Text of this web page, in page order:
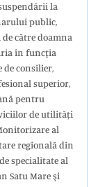
la
public,
către doamna
în funcţia
de consilier,
superior,
pentru
de utilități
al
regională din
specialitate al
Satu Mare şi